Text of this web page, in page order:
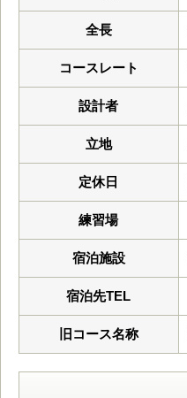
全長
コースレート
設計者
立地
定休日
練習場
宿泊施設
宿泊先TEL
旧コース名称